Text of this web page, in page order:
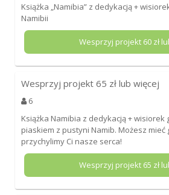
Książka „Namibia” z dedykacją +
Namibii
Wesprzyj projekt 60 zł
Wesprzyj projekt 65 zł lub więcej
6
Książka Namibia z dedykacją + wisiorek
piaskiem z pustyni Namib. Możesz
przychylimy Ci nasze serca!
Wesprzyj projekt 65 zł